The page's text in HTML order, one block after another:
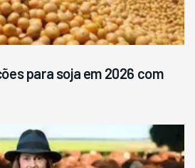
para soja em 2026 com